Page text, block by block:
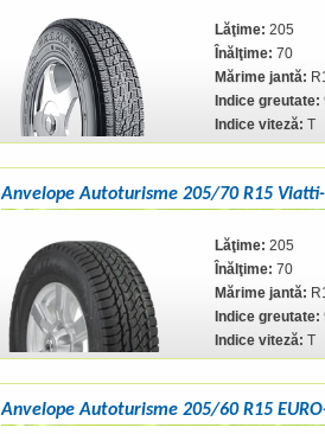
Lăţime: 205
Înălţime: 70
Mărime jantă:
Indice greutate:
Indice viteză: T
Anvelope Autoturisme 205/70 R15
Lăţime: 205
Înălţime: 70
Mărime jantă:
Indice greutate:
Indice viteză: T
Anvelope Autoturisme 205/60 R15